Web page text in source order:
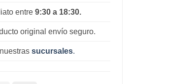
entre 9:30 a 18:30.
original envío seguro.
sucursales.